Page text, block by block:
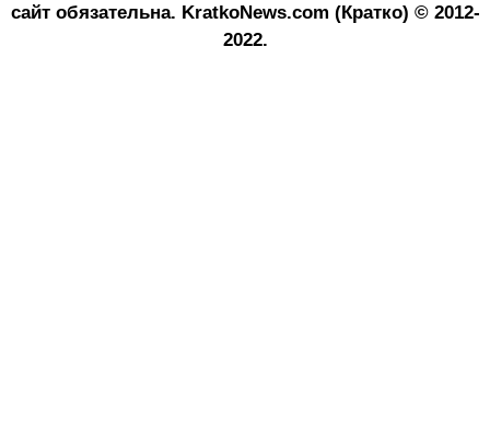
сайт обязательна. KratkoNews.com (Кратко) © 2012-
2022.